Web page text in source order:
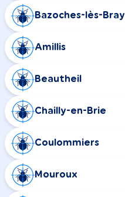
Bazoches-lès-Bray
Amillis
Beautheil
Chailly-en-Brie
Coulommiers
Mouroux